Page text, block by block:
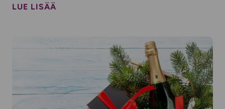
LUE LISÄÄ